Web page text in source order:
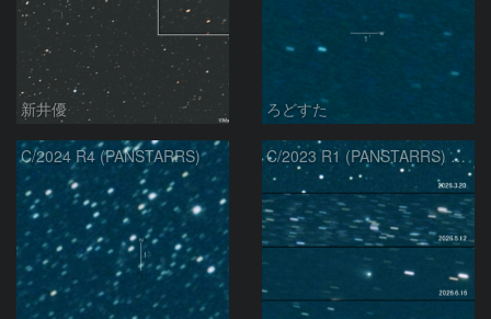
新井優 ろどすた
C/2024 R4 (PANSTARRS) C/2023 R1 (PANSTARRS) の変化